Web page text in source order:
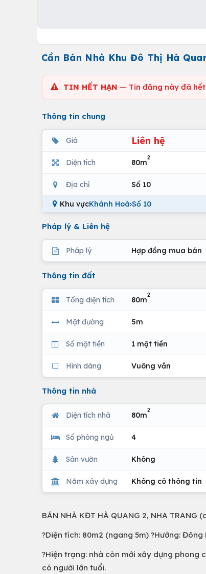
Cần Bán Nhà Khu Đô Thị Hà
TIN HẾT HẠN — Tin đăng này đã hết
Thông tin chung
Giá Liên hệ
Diện tích 80m
2
Địa chỉ Số 10
Khu vựcKhánh Hoà›Số 10
Pháp lý & Liên hệ
Pháp lý Hợp đồng mua bán
Thông tin đất
Tổng diện tích 80m
2
Mặt đường 5m
Số mặt tiền 1 mặt tiền
Hình dáng Vuông vắn
Thông tin nhà
Diện tích nhà 80m
2
Số phòng ngủ 4
Sân vườn Không
Năm xây dựng Không có thông tin
BÁN NHÀ KĐT HÀ QUANG 2, NHA TRANG
?Diện tích: 80m2 (ngang 5m) ?Hướng: Đông
?Hiện trạng: nhà còn mới xây dựng
có người lớn tuổi.